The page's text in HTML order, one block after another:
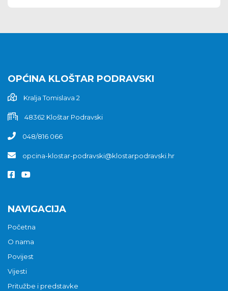
OPĆINA KLOŠTAR PODRAVSKI
Kralja Tomislava 2
48362 Kloštar Podravski
048/816 066
opcina-klostar-podravski@klostarpodravski.hr
NAVIGACIJA
Početna
O nama
Povijest
Vijesti
Pritužbe i predstavke